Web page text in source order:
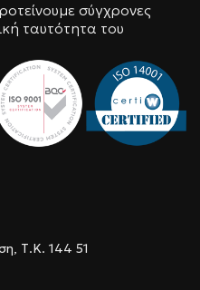
σύγχρονες
ταυτότητα του
Τ.Κ. 144 51